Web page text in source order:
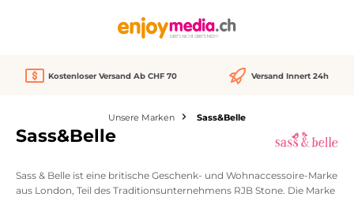
Kostenloser Versand Ab CHF 70 Versand Innert 24h
Unsere Marken Sass&Belle
Sass&Belle
Sass & Belle ist eine britische Geschenk- und Wohnaccessoire-Marke
aus London, Teil des Traditionsunternehmens RJB Stone. Die Marke